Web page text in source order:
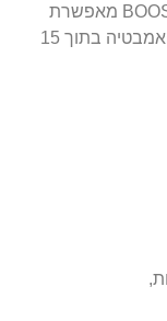
החימום המועדפים עליכם. פונקציית BOOST מאפשרת
פעולת חימום מהירה ותחמם את חדר האמבטיה בתוך 15